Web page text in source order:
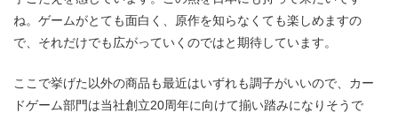
ね。ゲームがとても面白く、原作を知らなくても楽しめますの
で、それだけでも広がっていくのではと期待しています。
ここで挙げた以外の商品も最近はいずれも調子がいいので、カー
ドゲーム部門は当社創立20周年に向けて揃い踏みになりそうで